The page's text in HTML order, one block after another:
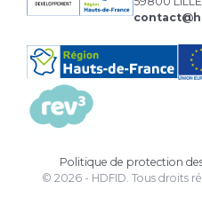
Politique de protection
© 2026 - HDFID. Tous droits